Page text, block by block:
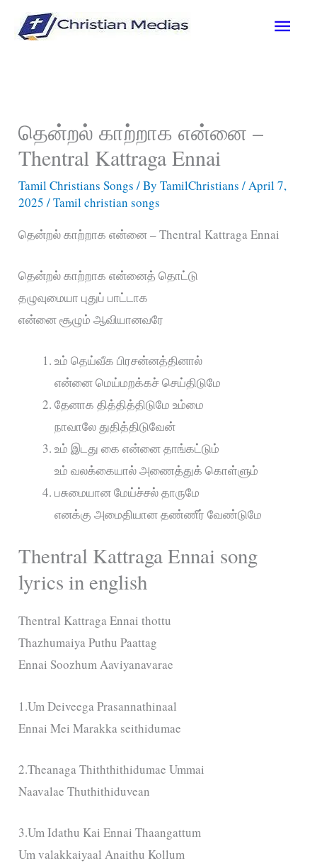
Main
தென்றல் காற்றாக என்னை –
Thentral Kattraga Ennai
Tamil Christians Songs / ByTamilChristians/ April 7,
2025/Tamil christian songs
தென்றல் காற்றாக என்னை – Thentral Kattraga Ennai
தென்றல் காற்றாக என்னைத் தொட்டு
தழுவுமையா புதுப் பாட்டாக
என்னை சூழும் ஆவியானவரே
உம் தெய்வீக பிரசன்னத்தினால்
என்னை மெய்மறக்கச் செய்திடுமே
தேனாக தித்தித்திடுமே உம்மை
நாவாலே துதித்திடுவேன்
உம் இடது கை என்னை தாங்கட்டும்
உம் வலக்கையால் அணைத்துக் கொள்ளும்
பசுமையான மேய்ச்சல் தாருமே
எனக்கு அமைதியான தண்ணீர் வேண்டுமே
Thentral Kattraga Ennai song
lyrics in english
Thentral Kattraga Ennai thottu
Thazhumaiya Puthu Paattag
Ennai Soozhum Aaviyanavarae
1.Um Deiveega Prasannathinaal
Ennai Mei Marakka seithidumae
2.Theanaga Thiththithidumae Ummai
Naavalae Thuthithiduvean
3.Um Idathu Kai Ennai Thaangattum
Um valakkaiyaal Anaithu Kollum